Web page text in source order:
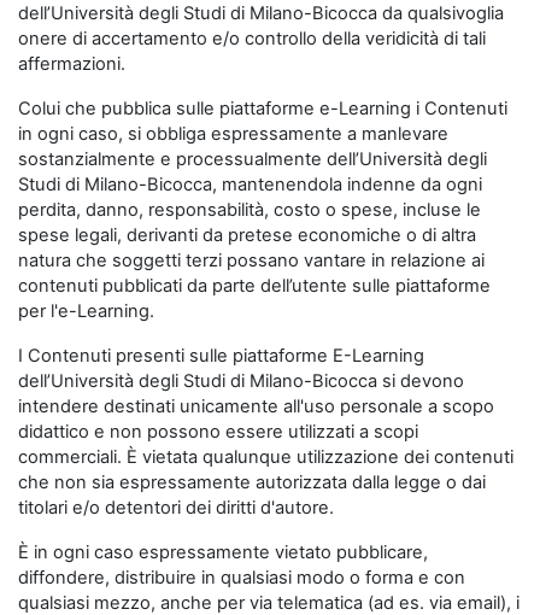
dell’Università degli Studi di Milano-Bicocca da qualsivoglia
onere di accertamento e/o controllo della veridicità di tali
affermazioni.
Colui che pubblica sulle piattaforme e-Learning i Contenuti
in ogni caso, si obbliga espressamente a manlevare
sostanzialmente e processualmente dell’Università degli
Studi di Milano-Bicocca, mantenendola indenne da ogni
perdita, danno, responsabilità, costo o spese, incluse le
spese legali, derivanti da pretese economiche o di altra
natura che soggetti terzi possano vantare in relazione ai
contenuti pubblicati da parte dell’utente sulle piattaforme
per l'e-Learning.
I Contenuti presenti sulle piattaforme E-Learning
dell’Università degli Studi di Milano-Bicocca si devono
intendere destinati unicamente all'uso personale a scopo
didattico e non possono essere utilizzati a scopi
commerciali. È vietata qualunque utilizzazione dei contenuti
che non sia espressamente autorizzata dalla legge o dai
titolari e/o detentori dei diritti d'autore.
È in ogni caso espressamente vietato pubblicare,
diffondere, distribuire in qualsiasi modo o forma e con
qualsiasi mezzo, anche per via telematica (ad es. via email), i